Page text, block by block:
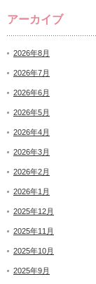
アーカイブ
2026年8月
2026年7月
2026年6月
2026年5月
2026年4月
2026年3月
2026年2月
2026年1月
2025年12月
2025年11月
2025年10月
2025年9月